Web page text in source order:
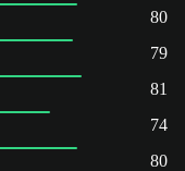
80
79
81
74
80